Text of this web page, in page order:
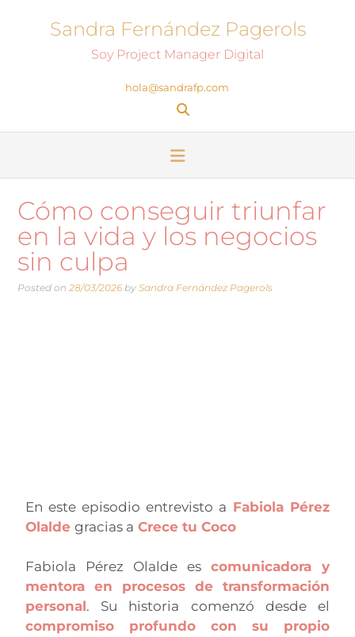
Sandra Fernández Pagerols
Soy Project Manager Digital
hola@sandrafp.com
Cómo conseguir triunfar
en la vida y los negocios
sin culpa
Posted on 28/03/2026 by Sandra Fernández Pagerols
En este episodio entrevisto a Fabiola Pérez
Olalde gracias a Crece tu Coco
Fabiola Pérez Olalde es comunicadora y
mentora en procesos de transformación
personal. Su historia comenzó desde el
compromiso profundo con su propio